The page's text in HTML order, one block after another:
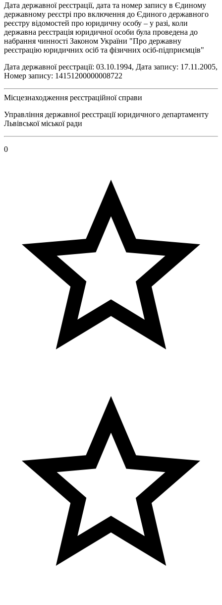
Дата державної реєстрації, дата та номер запису в Єдиному
державному реєстрі про включення до Єдиного державного
реєстру відомостей про юридичну особу – у разі, коли
державна реєстрація юридичної особи була проведена до
набрання чинності Законом України "Про державну
реєстрацію юридичних осіб та фізичних осіб-підприємців"
Дата державної реєстрації: 03.10.1994, Дата запису: 17.11.2005,
Номер запису: 14151200000008722
Місцезнаходження реєстраційної справи
Управління державної реєстрації юридичного департаменту
Львівської міської ради
0